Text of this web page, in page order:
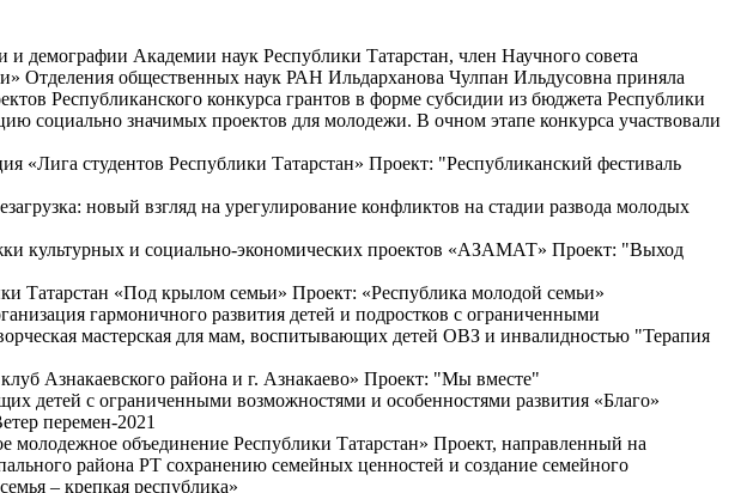
и демографии Академии наук Республики Татарстан, член Научного совета
Отделения общественных наук РАН Ильдарханова Чулпан Ильдусовна приняла
Республиканского конкурса грантов в форме субсидии из бюджета Республики
социально значимых проектов для молодежи. В очном этапе конкурса участвовали
«Лига студентов Республики Татарстан» Проект: "Республиканский фестиваль
новый взгляд на урегулирование конфликтов на стадии развода молодых
культурных и социально-экономических проектов «АЗАМАТ» Проект: "Выход
Татарстан «Под крылом семьи» Проект: «Республика молодой семьи»
гармоничного развития детей и подростков с ограниченными
мастерская для мам, воспитывающих детей ОВЗ и инвалидностью "Терапия
Азнакаевского района и г. Азнакаево» Проект: "Мы вместе"
детей с ограниченными возможностями и особенностями развития «Благо»
перемен-2021
молодежное объединение Республики Татарстан» Проект, направленный на
района РТ сохранению семейных ценностей и создание семейного
– крепкая республика»